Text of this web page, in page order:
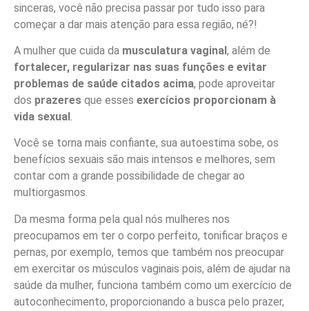
sinceras, você não precisa passar por tudo isso para
começar a dar mais atenção para essa região, né?!
A mulher que cuida da musculatura vaginal, além de
fortalecer, regularizar nas suas funções e evitar
problemas de saúde citados acima, pode aproveitar
dos prazeres que esses exercícios proporcionam à
vida sexual.
Você se torna mais confiante, sua autoestima sobe, os
benefícios sexuais são mais intensos e melhores, sem
contar com a grande possibilidade de chegar ao
multiorgasmos.
Da mesma forma pela qual nós mulheres nos
preocupamos em ter o corpo perfeito, tonificar braços e
pernas, por exemplo, temos que também nos preocupar
em exercitar os músculos vaginais pois, além de ajudar na
saúde da mulher, funciona também como um exercício de
autoconhecimento, proporcionando a busca pelo prazer,